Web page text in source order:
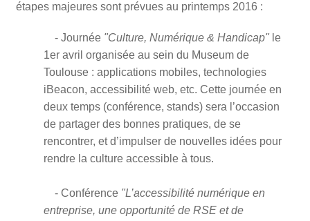
étapes majeures sont prévues au printemps 2016 :
- Journée "Culture, Numérique & Handicap" le
1er avril organisée au sein du Museum de
Toulouse : applications mobiles, technologies
iBeacon, accessibilité web, etc. Cette journée en
deux temps (conférence, stands) sera l’occasion
de partager des bonnes pratiques, de se
rencontrer, et d’impulser de nouvelles idées pour
rendre la culture accessible à tous.
- Conférence "L’accessibilité numérique en
entreprise, une opportunité de RSE et de